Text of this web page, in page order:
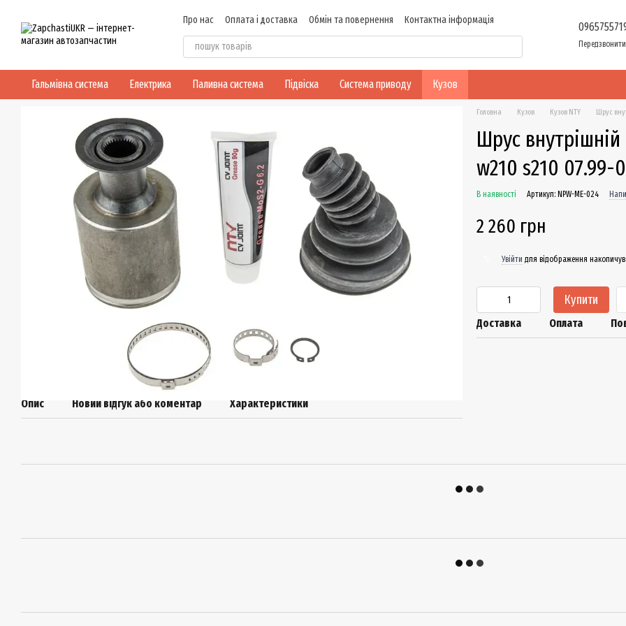
Про нас Оплата і доставка Обмін та повернення
Контактна інформація
Договір публічної оферти
Гальмівна система Електрика Паливна система Підвіска Система приводу Кузов
Опис Новий відгук або коментар Характеристики
Головна Кузов Кузов NTY Шрус
Шрус
w210 s210 07.99-
В наявності Артикул: NPW-ME-024
2 260 грн
Увійти для відображення
Купити
Доставка Оплата